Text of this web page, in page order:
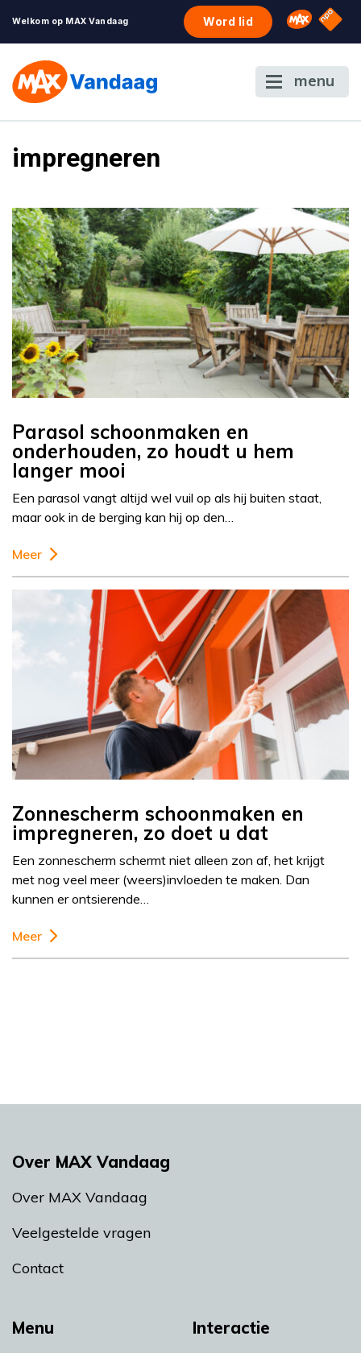
Welkom op MAX Vandaag Word lid Omroep
NPO
menu
impregneren
Parasol schoonmaken en
onderhouden, zo houdt u hem
langer mooi
Een parasol vangt altijd wel vuil op als hij buiten staat,
maar ook in de berging kan hij op den…
Meer
Zonnescherm schoonmaken en
impregneren, zo doet u dat
Een zonnescherm schermt niet alleen zon af, het krijgt
met nog veel meer (weers)invloeden te maken. Dan
kunnen er ontsierende…
Meer
Menu Interactie
Over MAX Vandaag
Over MAX Vandaag
Veelgestelde vragen
Contact